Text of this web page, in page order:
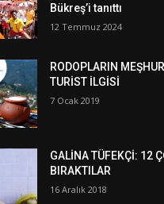
Bükreş’i tanıttı
12 Temmuz 2024
RODOPLARIN
TURİST İLGİSİ
7 Ocak 2019
GALİNA TÜFEKÇİ: 12
BIRAKTILAR
16 Aralık 2018